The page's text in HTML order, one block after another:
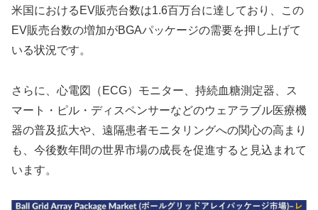
米国におけるEV販売台数は1.6百万台に達しており、この
EV販売台数の増加がBGAパッケージの需要を押し上げて
いる状況です。
さらに、心電図（ECG）モニター、持続血糖測定器、ス
マート・ピル・ディスペンサーなどのウェアラブル医療機
器の普及拡大や、遠隔患者モニタリングへの関心の高まり
も、今後数年間の世界市場の成長を促進すると見込まれて
います。